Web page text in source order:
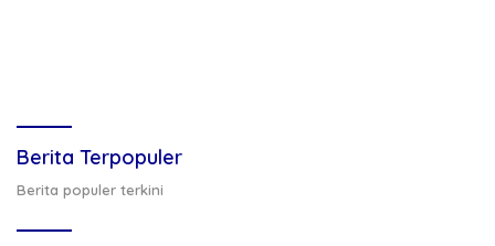
Berita Terpopuler
Berita populer terkini